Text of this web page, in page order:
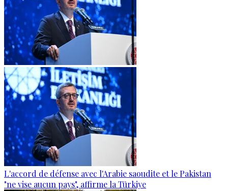
L'accord de défense avec l'Arabie saoudite et le Pakistan
"ne vise aucun pays", affirme la Türkiye